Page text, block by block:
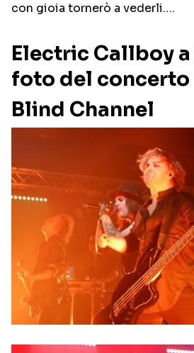
con gioia tornerò a vederli….
Electric Callboy
foto del concerto
Blind Channel